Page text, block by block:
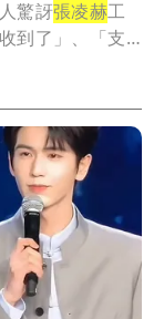
驚訝張凌赫工
到了」、「支